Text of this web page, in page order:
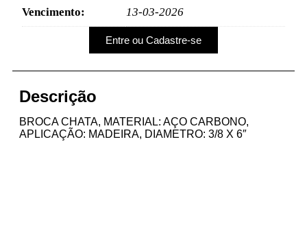
Vencimento: 13-03-2026
Entre ou Cadastre-se
Descrição
BROCA CHATA, MATERIAL: AÇO CARBONO,
APLICAÇÃO: MADEIRA, DIAMETRO: 3/8 X 6″